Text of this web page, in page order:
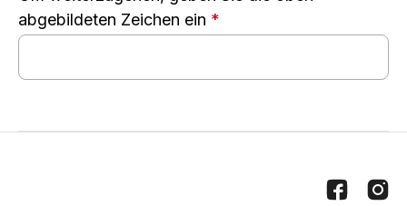
abgebildeten Zeichen ein *